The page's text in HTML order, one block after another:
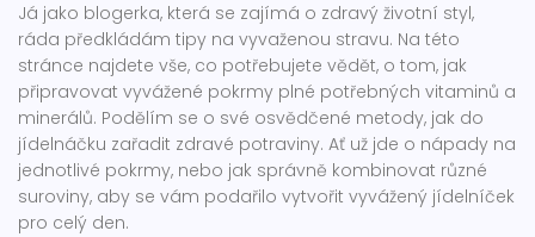
Já jako blogerka, která se zajímá o zdravý životní styl,
ráda předkládám tipy na vyvaženou stravu. Na této
stránce najdete vše, co potřebujete vědět, o tom, jak
připravovat vyvážené pokrmy plné potřebných vitaminů a
minerálů. Podělím se o své osvědčené metody, jak do
jídelnáčku zařadit zdravé potraviny. Ať už jde o nápady na
jednotlivé pokrmy, nebo jak správně kombinovat různé
suroviny, aby se vám podařilo vytvořit vyvážený jídelníček
pro celý den.